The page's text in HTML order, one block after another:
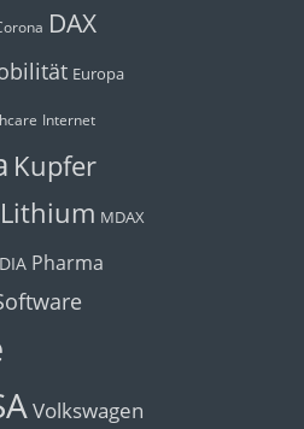
DAX
Europa
Internet
Kupfer
Lithium MDAX
Pharma
Volkswagen